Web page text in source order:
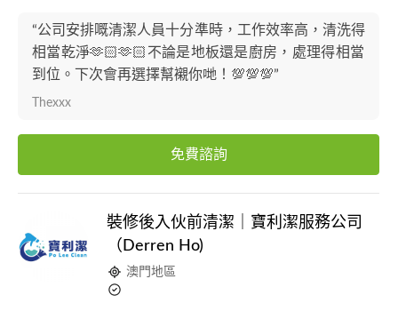
“公司安排嘅清潔人員十分準時，工作效率高，清洗得
相當乾淨🫶🏻🫶🏻不論是地板還是廚房，處理得相當
到位。下次會再選擇幫襯你哋！💯💯💯”
Thexxx
免費諮詢
裝修後入伙前清潔｜寶利潔服務公司
（Derren Ho)
澳門地區